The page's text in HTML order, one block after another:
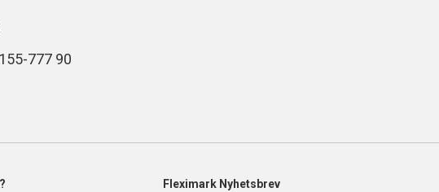
777 90
Fleximark Nyhetsbrev